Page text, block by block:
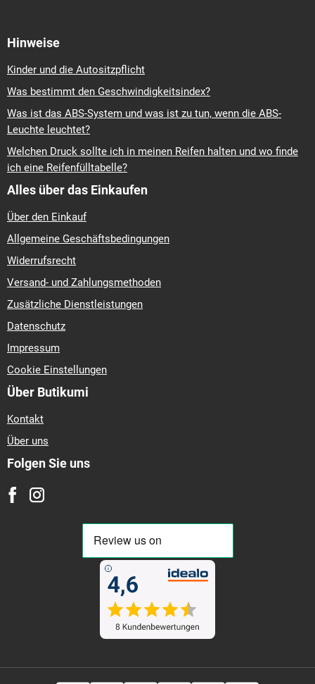
Hinweise
Kinder und die Autositzpflicht
Was bestimmt den Geschwindigkeitsindex?
Was ist das ABS-System und was ist zu tun, wenn die ABS-
Leuchte leuchtet?
Welchen Druck sollte ich in meinen Reifen halten und wo finde
ich eine Reifenfülltabelle?
Alles über das Einkaufen
Über den Einkauf
Allgemeine Geschäftsbedingungen
Widerrufsrecht
Versand- und Zahlungsmethoden
Zusätzliche Dienstleistungen
Datenschutz
Impressum
Cookie Einstellungen
Über Butikumi
Kontakt
Über uns
Folgen Sie uns